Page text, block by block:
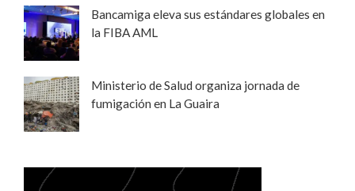
Bancamiga eleva sus estándares globales en
la FIBA AML
Ministerio de Salud organiza jornada de
fumigación en La Guaira